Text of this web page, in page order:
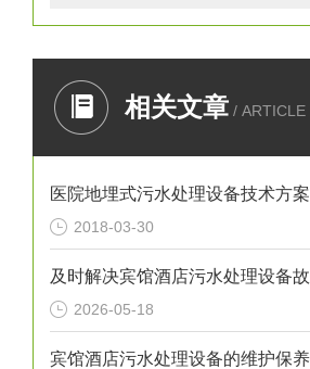
相关文章 / ARTICLE
医院地埋式污水处理设备技术方案
2018-03-30
2026-05-18